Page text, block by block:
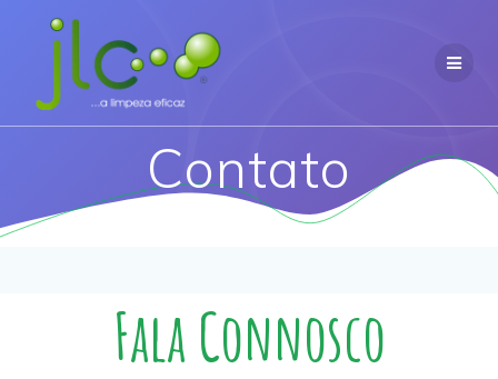
Contato
Fala Connosco